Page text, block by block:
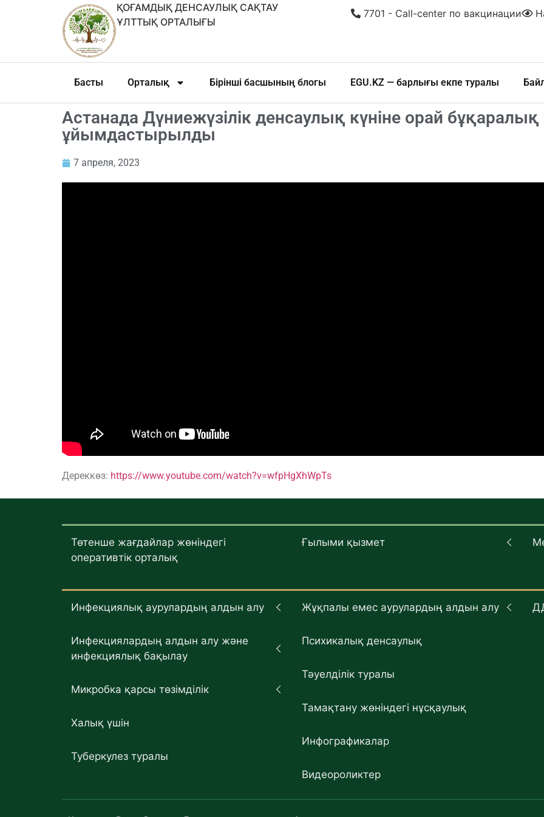
ҚОҒАМДЫҚ ДЕНСАУЛЫҚ САҚТАУ
ҰЛТТЫҚ ОРТАЛЫҒЫ
7701 - Call-center по вакцинации
Басты Орталық Бірінші басшының блогы EGU.KZ — барлығы екпе туралы
Астанада Дүниежүзілік денсаулық күніне орай бұқаралық
ұйымдастырылды
7 апреля, 2023
Дереккөз: https://www.youtube.com/watch?v=wfpHgXhWpTs
Төтенше жағдайлар жөніндегі
оперативтік орталық
Ғылыми қызмет
Инфекциялық аурулардың алдын алу
Инфекциялардың алдын алу және
инфекциялық бақылау
Микробка қарсы төзімділік
Халық үшін
Туберкулез туралы
Жұқпалы емес аурулардың алдын алу
Психикалық денсаулық
Тәуелділік туралы
Тамақтану жөніндегі нұсқаулық
Инфографикалар
Видеороликтер